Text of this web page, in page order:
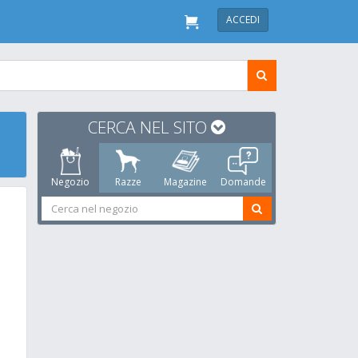
ACCEDI
CERCA NEL SITO
Negozio Razze Magazine Domande